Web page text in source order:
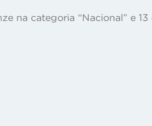
na categoria “Nacional” e